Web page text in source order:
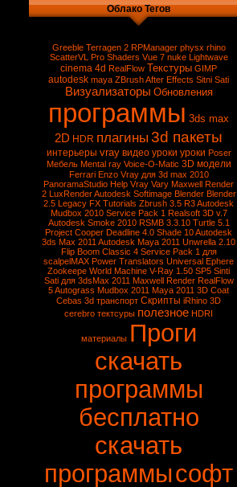
Облако Тегов
Greeble Terragen 2 RPManager physx rhino
ScatterVL Pro Shaders Vue 7 nuke Lightwave
cinema 4d RealFlow Текстуры GIMP
autodesk maya ZBrushAfter Effects Sitni Sati
Визуализаторы Обновления
программы 3ds max
2D HDR плагины 3d пакеты
интерьеры vray видео уроки уроки Poser
Мебель Mental ray Voice-O-Matic 3D модели
Ferrari Enzo Vray для 3d max 2010
PanoramaStudio Help Vray Vary Maxwell Render
2 LuxRender Autodesk Softimage Blender Blender
2.5 Legacy FX Tutorials Zbrush 3.5 R3Autodesk
Mudbox 2010 Service Pack 1 Realsoft 3D v.7
Autodesk Smoke 2010 RSMB 3.3.10 Turtle 5.1
Project Cooper Deadline 4.0 Shade 10Autodesk
3ds Max 2011 Autodesk Maya 2011 Unwrella 2.10
Flip Boom Classic 4 Service Pack 1 для
scalpelMAX Power Translators Universal Ephere
Zookeepe World Machine V-Ray 1.50 SP5 Sinti
Sati для 3dsMax 2011 Maxwell Render RealFlow
5Autograss Mudbox 2011 Maya 2011 3D Coat
Cebas 3d транспорт Скрипты iRhino 3D
cerebro тектсуры полезное HDRI
материалы Проги
скачать
программы
бесплатно
скачать
программысофт